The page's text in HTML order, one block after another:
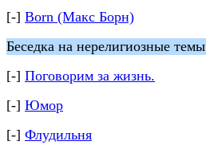
[-] Born (Макс Борн)
Беседка на нерелигиозные темы
[-] Поговорим за жизнь.
[-] Юмор
[-] Флудильня